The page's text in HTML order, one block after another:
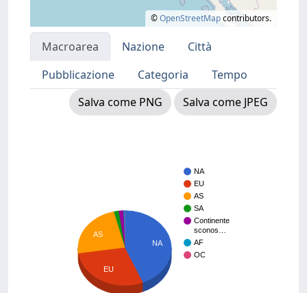
©OpenStreetMapcontributors.
Macroarea Nazione
Città
Pubblicazione
Categoria
Tempo
Salva come PNG
Salva come JPEG
NA
EU
AS
SA
Continente
sconos…
AF
OC
NA
AS
EU